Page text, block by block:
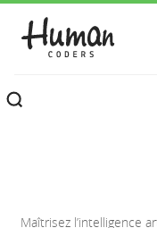
Maîtrisez l’intelligence